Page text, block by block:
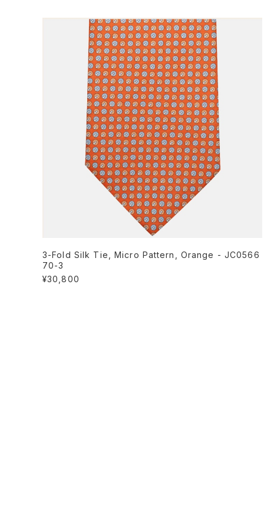
3-Fold Silk Tie, Micro Pattern, Orange - JC0566
70-3
¥30,800